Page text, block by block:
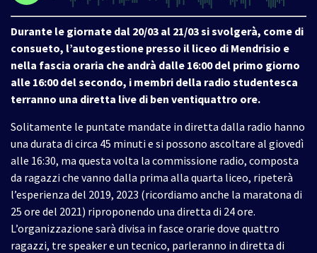
Durante le giornate dal 20/03 al 21/03 si svolgerà, come di
consueto, l’autogestione presso il liceo di Mendrisio e
nella fascia oraria che andrà dalle 16:00 del primo giorno
alle 16:00 del secondo, i membri della radio studentesca
terranno una diretta live di ben ventiquattro ore.
Solitamente le puntate mandate in diretta dalla radio hanno
una durata di circa 45 minuti e si possono ascoltare al giovedì
alle 16:30, ma questa volta la commissione radio, composta
da ragazzi che vanno dalla prima alla quarta liceo, ripeterà
l’esperienza del 2019, 2023 (ricordiamo anche la maratona di
25 ore del 2021) riproponendo una diretta di 24 ore.
L’organizzazione sarà divisa in fasce orarie dove quattro
ragazzi, tre speaker e un tecnico, parleranno in diretta di